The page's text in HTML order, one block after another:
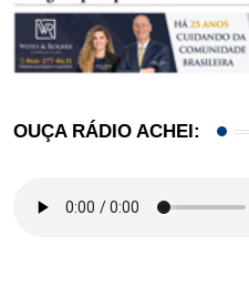
OUÇA RÁDIO ACHEI: